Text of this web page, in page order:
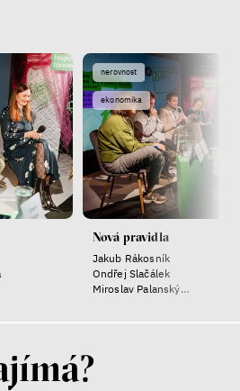
nerovnost
ekonomika
Nová pravidla
Jakub Rákosník
Ondřej Slačálek
Miroslav Palanský
Kateřina Smejkalová